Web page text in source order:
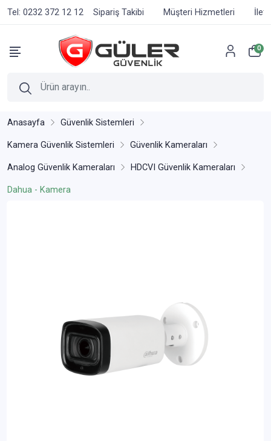
Tel: 0232 372 12 12 Sipariş Takibi Müşteri Hizmetleri
0
Anasayfa Güvenlik Sistemleri
Kamera Güvenlik Sistemleri Güvenlik Kameraları
Analog Güvenlik Kameraları HDCVI Güvenlik Kameraları
Dahua - Kamera